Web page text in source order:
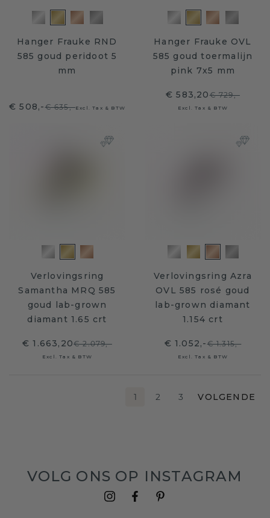
Hanger Frauke RND
585 goud peridoot 5
mm
€ 508,-€ 635,-Excl. Tax & BTW
Hanger Frauke OVL
585 goud toermalijn
pink 7x5 mm
€ 583,20€ 729,-
Excl. Tax & BTW
Verlovingsring
Samantha MRQ 585
goud lab-grown
diamant 1.65 crt
€ 1.663,20€ 2.079,-
Excl. Tax & BTW
Verlovingsring Azra
OVL 585 rosé goud
lab-grown diamant
1.154 crt
€ 1.052,-€ 1.315,-
Excl. Tax & BTW
1 2 3 VOLGENDE
VOLG ONS OP INSTAGRAM